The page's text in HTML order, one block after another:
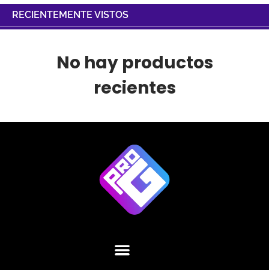
RECIENTEMENTE VISTOS
No hay productos
recientes